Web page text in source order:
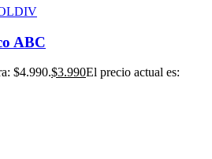
ABC
$4.990.$3.990El precio actual es: